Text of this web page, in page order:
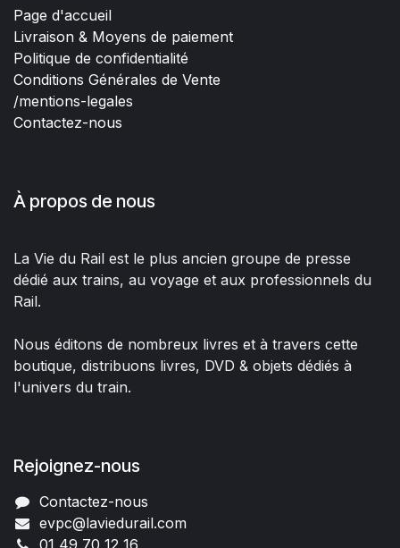
Page d'accueil
Livraison & Moyens de paiement
Politique de confidentialité
Conditions Générales de Vente
/mentions-legales
Contactez-nous
À propos de nous
La Vie du Rail est le plus ancien groupe de presse
dédié aux trains, au voyage et aux professionnels du
Rail.
Nous éditons de nombreux livres et à travers cette
boutique, distribuons livres, DVD & objets dédiés à
l'univers du train.
Rejoignez-nous
Contactez-nous
evpc@laviedurail.com
01 49 70 12 16